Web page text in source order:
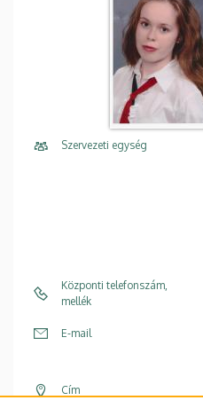
Szervezeti egység
Központi telefonszám,
mellék
E-mail
Cím